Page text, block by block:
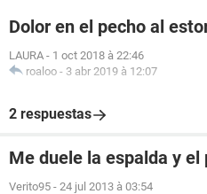
Dolor en el pecho al
LAURA - 1 oct 2018 à 22:46
roaloo - 3 abr 2019 à 12:07
2 respuestas
Me duele la espalda y el
Verito95 - 24 jul 2013 à 03:54